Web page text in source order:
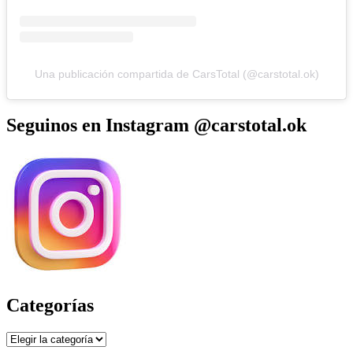
Una publicación compartida de CarsTotal (@carstotal.ok)
Seguinos en Instagram @carstotal.ok
Categorías
Categorías